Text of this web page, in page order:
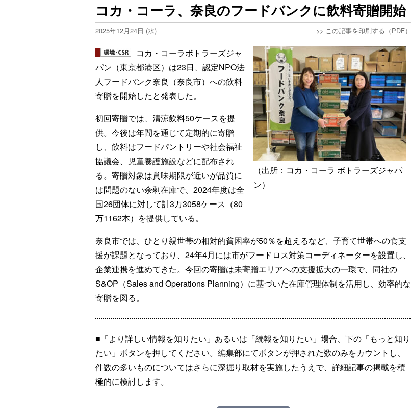
コカ・コーラ、奈良のフードバンクに飲料寄贈開始
2025年12月24日 (水) >> この記事を印刷する（PDF）
（出所：コカ・コーラ ボトラーズジャパ
ン）
コカ・コーラボトラーズジャ
パン（東京都港区）は23日、認定NPO法
人フードバンク奈良（奈良市）への飲料
寄贈を開始したと発表した。
初回寄贈では、清涼飲料50ケースを提
供。今後は年間を通じて定期的に寄贈
し、飲料はフードパントリーや社会福祉
協議会、児童養護施設などに配布され
る。寄贈対象は賞味期限が近いが品質に
は問題のない余剰在庫で、2024年度は全
国26団体に対して計3万3058ケース（80
万1162本）を提供している。
奈良市では、ひとり親世帯の相対的貧困率が50％を超えるなど、子育て世帯への食支
援が課題となっており、24年4月には市がフードロス対策コーディネーターを設置し、
企業連携を進めてきた。今回の寄贈は未寄贈エリアへの支援拡大の一環で、同社の
S&OP（Sales and Operations Planning）に基づいた在庫管理体制を活用し、効率的な
寄贈を図る。
■「より詳しい情報を知りたい」あるいは「続報を知りたい」場合、下の「もっと知り
たい」ボタンを押してください。編集部にてボタンが押された数のみをカウントし、
件数の多いものについてはさらに深掘り取材を実施したうえで、詳細記事の掲載を積
極的に検討します。